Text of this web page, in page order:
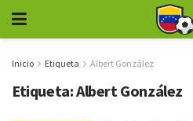
Inicio Etiqueta Albert González
Etiqueta:Albert González